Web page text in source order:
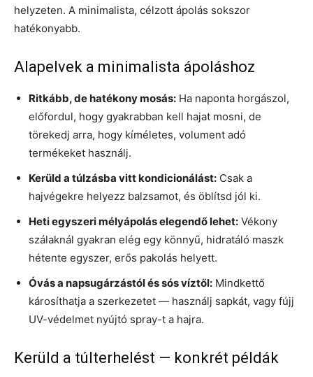
helyzeten. A minimalista, célzott ápolás sokszor
hatékonyabb.
Alapelvek a minimalista ápoláshoz
Ritkább, de hatékony mosás: Ha naponta horgászol,
előfordul, hogy gyakrabban kell hajat mosni, de
törekedj arra, hogy kíméletes, volument adó
termékeket használj.
Kerüld a túlzásba vitt kondicionálást: Csak a
hajvégekre helyezz balzsamot, és öblítsd jól ki.
Heti egyszeri mélyápolás elegendő lehet: Vékony
szálaknál gyakran elég egy könnyű, hidratáló maszk
hétente egyszer, erős pakolás helyett.
Óvás a napsugárzástól és sós víztől: Mindkettő
károsíthatja a szerkezetet — használj sapkát, vagy fújj
UV-védelmet nyújtó spray-t a hajra.
Kerüld a túlterhelést — konkrét példák